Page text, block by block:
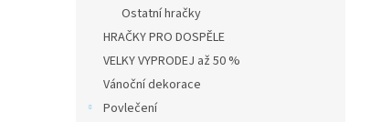
Ostatní hračky
HRAČKY PRO DOSPĚLE
VELKY VYPRODEJ až 50 %
Vánoční dekorace
Povlečení